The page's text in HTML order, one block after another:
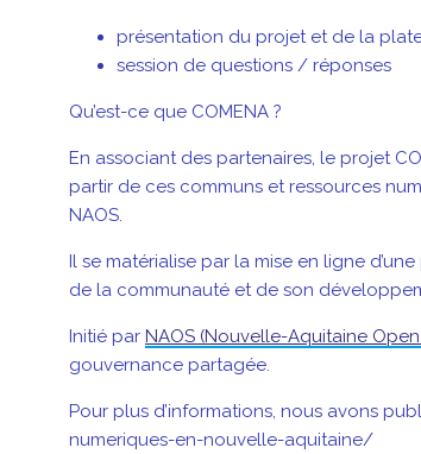
présentation du projet et de la
session de questions / réponses
Qu’est-ce que COMENA ?
En associant des partenaires, le projet
partir de ces communs et ressources
NAOS.
Il se matérialise par la mise en ligne
de la communauté et de son
Initié par NAOS (Nouvelle-Aquitaine
gouvernance partagée.
Pour plus d’informations, nous avons
numeriques-en-nouvelle-aquitaine/